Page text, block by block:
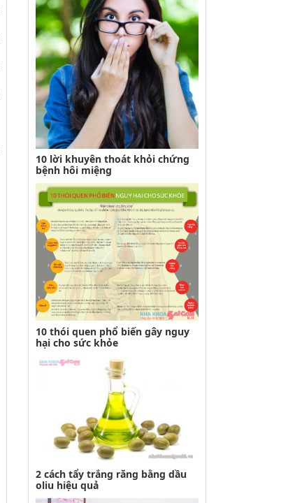
10 lời khuyên thoát khỏi chứng
bệnh hôi miệng
10 thói quen phổ biến gây nguy
hại cho sức khỏe
2 cách tẩy trắng răng bằng dầu
oliu hiệu quả